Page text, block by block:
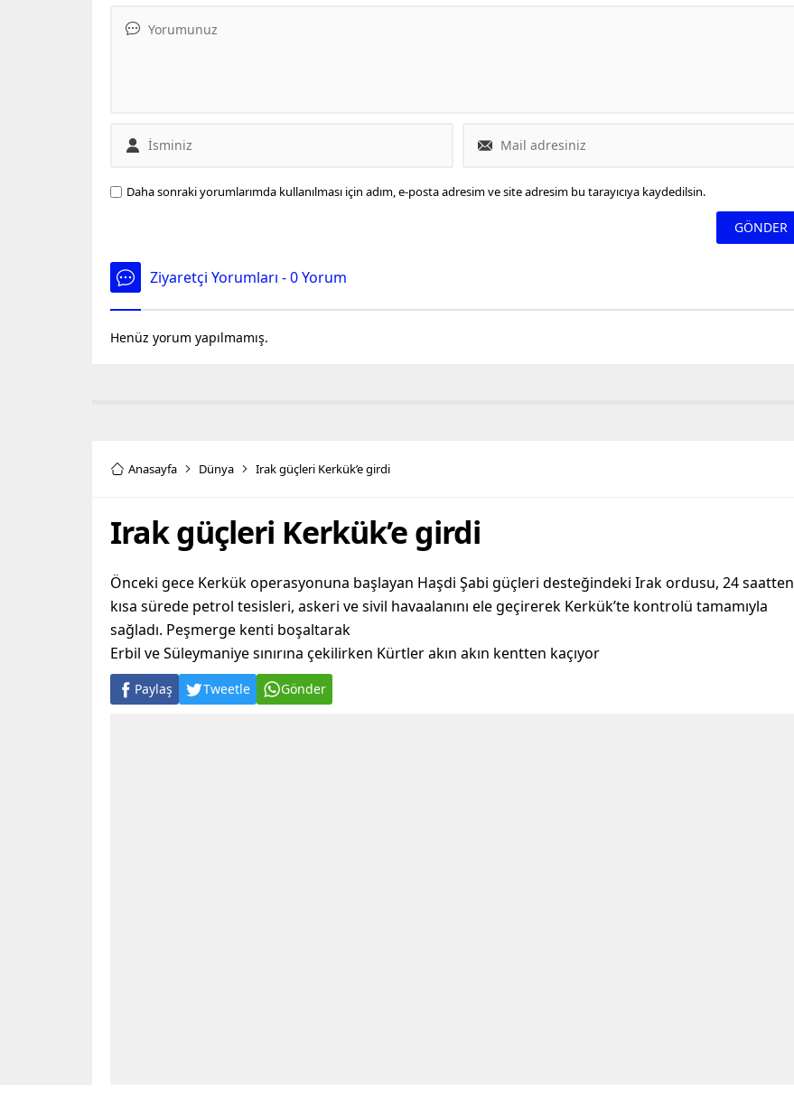
terör örgütü liderinin MQ-9 tipi
Daha sonraki yorumlarımda kullanılması için adım, e-posta adresim ve site adresim bu tarayıcıya kaydedilsin.
Ziyaretçi Yorumları - 0 Yorum
Henüz yorum yapılmamış.
Anasayfa Dünya Irak güçleri Kerkük’e girdi
Irak güçleri Kerkük’e girdi
Önceki gece Kerkük operasyonuna başlayan Haşdi Şabi güçleri desteğindeki Irak ordusu, 24 saatten
kısa sürede petrol tesisleri, askeri ve sivil havaalanını ele geçirerek Kerkük’te kontrolü tamamıyla
sağladı. Peşmerge kenti boşaltarak
Erbil ve Süleymaniye sınırına çekilirken Kürtler akın akın kentten kaçıyor
Paylaş Tweetle Gönder